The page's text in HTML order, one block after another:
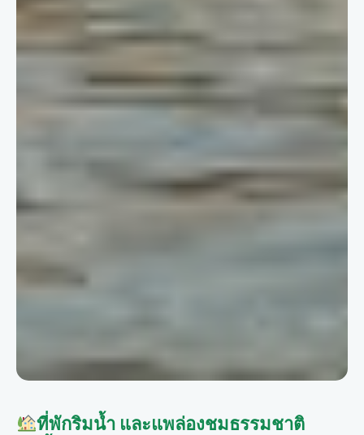
ที่พักริมน้ำ และแพล่องชมธรรมชาติ